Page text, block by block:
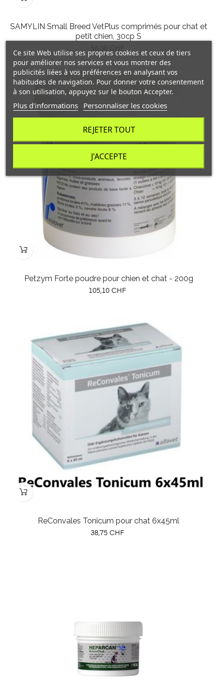
SAMYLIN Small Breed VetPlus comprimés pour chat et
petit chien, 30cp S
Prix
56,00 CHF
Petzym Forte poudre pour chien et chat - 200g
Prix
105,10 CHF
ReConvales Tonicum pour chat 6x45ml
Prix
38,75 CHF
Ce site Web utilise ses propres cookies et ceux de tiers
pour améliorer nos services et vous montrer des
publicités liées à vos préférences en analysant vos
habitudes de navigation. Pour donner votre consentement
à son utilisation, appuyez sur le bouton Accepter.
Plus d'informations Personnaliser les cookies
REJETER TOUT
J'ACCEPTE